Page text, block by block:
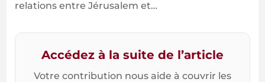
relations entre Jérusalem et…
Accédez à la suite de l’article
Votre contribution nous aide à couvrir les